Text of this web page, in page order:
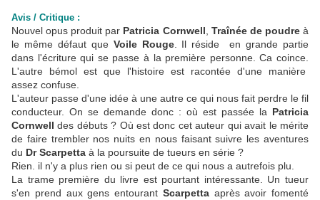
Avis / Critique :
Nouvel opus produit par Patricia Cornwell Traînée de poudreà
le même défaut que Voile Rouge. Il réside en grande partie
dans l'écriture qui se passe à la première personne. Ca coince.
L'autre bémol est que l'histoire est racontée d'une manière
assez confuse.
L'auteur passe d'une idée à une autre ce qui nous fait perdre le fil
conducteur. On se demande donc : où est passée la Patricia
Cornwell des débuts ? Où est donc cet auteur qui avait le mérite
de faire trembler nos nuits en nous faisant suivre les aventures
du Dr Scarpetta à la poursuite de tueurs en série ?
Rien. il n'y a plus rien ou si peut de ce qui nous a autrefois plu.
La trame première du livre est pourtant intéressante. Un tueur
s'en prend aux gens entourant Scarpettaaprès avoir fomenté